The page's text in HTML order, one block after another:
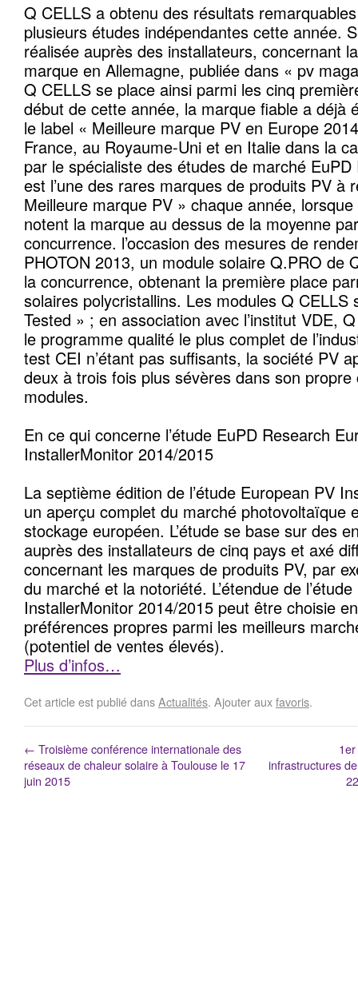
Q CELLS a obtenu des résultats remarquables
plusieurs études indépendantes cette année.
réalisée auprès des installateurs, concernant
marque en Allemagne, publiée dans « pv
Q CELLS se place ainsi parmi les cinq
début de cette année, la marque fiable a déjà
le label « Meilleure marque PV en Europe
France, au Royaume-Uni et en Italie dans la
par le spécialiste des études de marché
est l’une des rares marques de produits PV à
Meilleure marque PV » chaque année,
notent la marque au dessus de la moyenne
concurrence. l’occasion des mesures de
PHOTON 2013, un module solaire Q.PRO de
la concurrence, obtenant la première place
solaires polycristallins. Les modules Q CELLS
Tested » ; en association avec l’institut VDE,
le programme qualité le plus complet de
test CEI n’étant pas suffisants, la société PV
deux à trois fois plus sévères dans son
modules.
En ce qui concerne l’étude EuPD Research
InstallerMonitor 2014/2015
La septième édition de l’étude European PV
un aperçu complet du marché photovoltaïque
stockage européen. L’étude se base sur des
auprès des installateurs de cinq pays et axé
concernant les marques de produits PV, par
du marché et la notoriété. L’étendue de
InstallerMonitor 2014/2015 peut être choisie
préférences propres parmi les meilleurs
(potentiel de ventes élevés).
Plus d’infos…
Cet article est publié dansActualités. Ajouter auxfavoris.
← Troisième conférence internationale des
réseaux de chaleur solaire à Toulouse le 17
juin 2015
infrastructures